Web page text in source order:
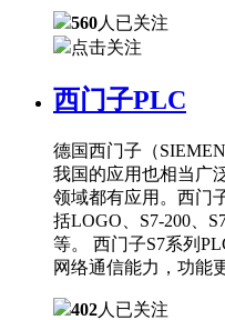
560人已关注
点击关注
西门子PLC
德国西门子（
我国的应用也相当广
领域都有应用。西门
括LOGO、S7-200、
等。 西门子S7系列
网络通信能力，功能
402人已关注